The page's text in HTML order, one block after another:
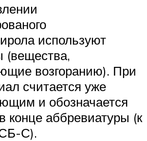
используют
(вещества,
возгоранию). При
считается уже
и обозначается
конце аббревиатуры (к
С).